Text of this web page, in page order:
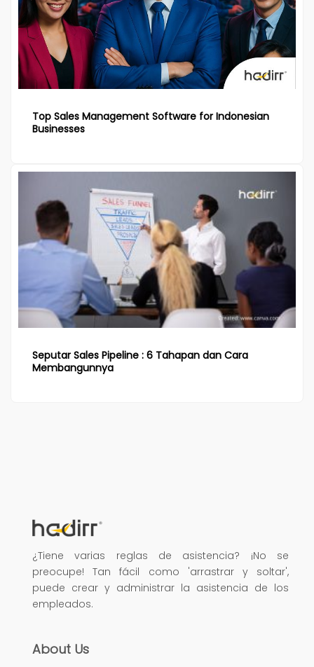
Top Sales Management Software for Indonesian
Businesses
Seputar Sales Pipeline : 6 Tahapan dan Cara
Membangunnya
¿Tiene varias reglas de asistencia? ¡No se
preocupe! Tan fácil como 'arrastrar y soltar',
puede crear y administrar la asistencia de los
empleados.
About Us